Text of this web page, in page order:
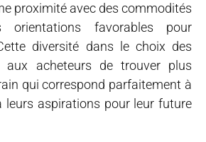
proximité avec des commodités
orientations favorables pour
Cette diversité dans le choix des
aux acheteurs de trouver plus
qui correspond parfaitement à
leurs aspirations pour leur future